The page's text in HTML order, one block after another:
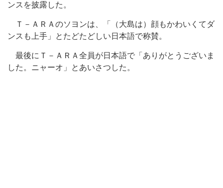
ンスを披露した。
Ｔ－ＡＲＡのソヨンは、「（大島は）顔もかわいくてダ
ンスも上手」とたどたどしい日本語で称賛。
最後にＴ－ＡＲＡ全員が日本語で「ありがとうございま
した。ニャーオ」とあいさつした。